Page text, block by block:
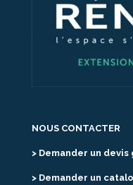
NOUS CONTACTER
> Demander un
> Demander un